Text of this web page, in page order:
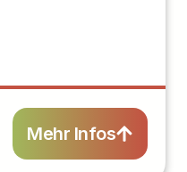
Mehr Infos